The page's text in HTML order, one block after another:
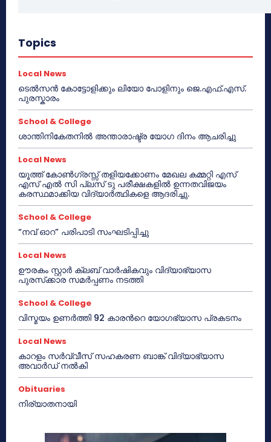
Topics
Local News
ടെൽസൻ കോട്ടോളിക്കും ലിയോ പോളിനും ജെ.എഫ്.എസ്.
പുരസ്കാരം
School & College
ശാന്തിനികേതനിൽ അന്താരാഷ്ട്ര യോഗ ദിനം ആചരിച്ചു
Local News
യൂത്ത് കോൺഗ്രസ്സ് തളിയക്കോണം മേഖല കമ്മറ്റി എസ്
എസ് എൽ സി പ്ലസ് ടു പരീക്ഷകളിൽ ഉന്നതവിജയം
കരസ്ഥമാക്കിയ വിദ്യാർത്ഥികളെ ആദരിച്ചു.
School & College
“നവ് ഓറ” പരിപാടി സംഘടിപ്പിച്ചു
Local News
ഊരകം സ്റ്റാർ ക്ലബ് വാർഷികവും വിദ്യാഭ്യാസ
പുരസ്‌ക്കാര സമർപ്പണം നടത്തി
School & College
വിസ്മയം ഉണർത്തി 92 കാരൻറെ യോഗഭ്യാസ പ്രകടനം
Local News
കാറളം സർവ്വീസ് സഹകരണ ബാങ്ക് വിദ്യാഭ്യാസ
അവാർഡ് നൽകി
Obituaries
നിര്യാതനായി